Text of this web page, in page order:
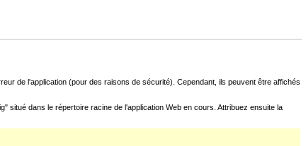
de l'application (pour des raisons de sécurité). Cependant, ils peuvent être affichés
dans le répertoire racine de l'application Web en cours. Attribuez ensuite la